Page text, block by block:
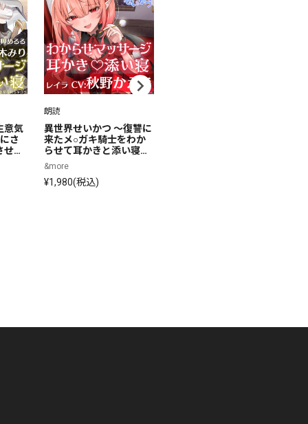
意気
さ
ら
み
朗読
異世界せいかつ ～復讐に
来たメ○ガキ騎士をわか
らせて耳かきと添い寝で
ご奉仕させてみた～【C
V:秋野かえで】
&more
¥1,980(税込)